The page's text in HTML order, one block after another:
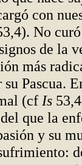
con
No
de la
más
Pascua.
(cf Is
que la
y su